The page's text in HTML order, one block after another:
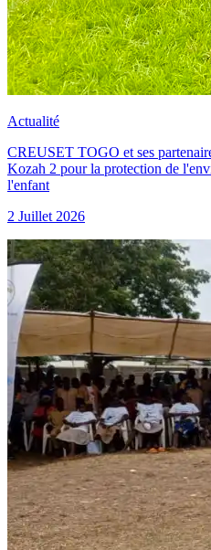
Actualité
CREUSET TOGO et ses
Kozah 2 pour la protection de
l'enfant
2 Juillet 2026